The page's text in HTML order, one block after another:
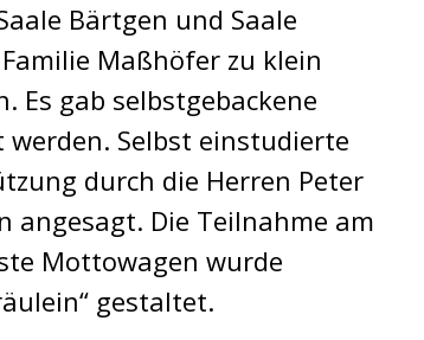
Bärtgen und Saale
Maßhöfer zu klein
Es gab selbstgebackene
werden. Selbst einstudierte
durch die Herren Peter
angesagt. Die Teilnahme am
Mottowagen wurde
gestaltet.